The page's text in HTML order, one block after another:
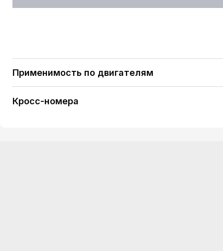
Применимость по двигателям
PEUGEOT RCZ 1.6 16V (1598 ccm / 4 Zyl. / [
Кросс-номера